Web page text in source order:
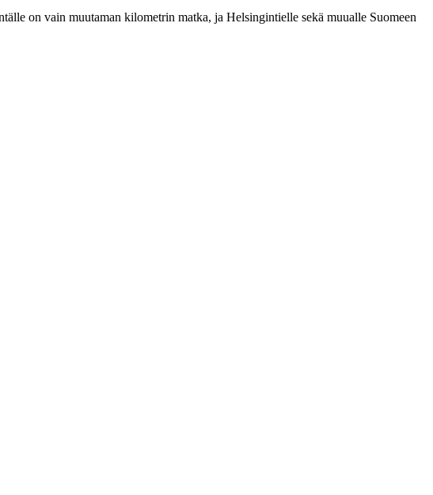
on vain muutaman kilometrin matka, ja Helsingintielle sekä muualle Suomeen